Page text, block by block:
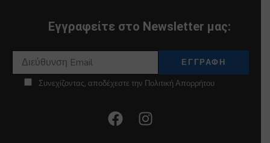
Εγγραφείτε στο Newsletter μας:
Συνεχίζοντας, αποδέχεστε την Πολιτική Απορρήτου